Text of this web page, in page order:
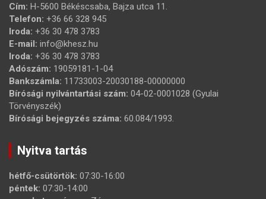
Cím: H-5600 Békéscsaba, Bajza utca 11.
Telefon: +36 66 328 945
Iroda: +36 30 478 3783
E-mail: info@khesz.hu
Iroda: +36 30 478 3783
Adószám: 19059181-1-04
Bankszámla: 11733003-20030188-00000000
Bírósági nyilvántartási szám: 04-02-0001028 (Gyulai
Törvényszék)
Bírósági bejegyzés száma: 60.084/1993.
Nyitva tartás
hétfő-csütörtök: 07:30-16:00
péntek: 07:30-14:00